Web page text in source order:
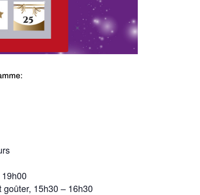
15h30 – 16h30